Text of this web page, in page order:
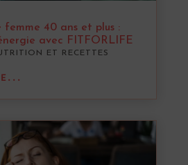
40 ans et plus :
avec FITFORLIFE
ET RECETTES